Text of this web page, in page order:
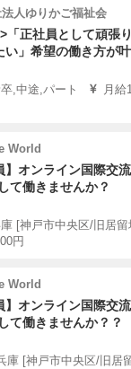
人ゆりかご福祉会
「正社員として頑張
い」希望の働き方が
,中途,パート
月給
World
】オンライン国際交
て働きませんか？
[神戸市中央区/旧居
円
World
】オンライン国際交
て働きませんか？？
庫 [神戸市中央区/旧居